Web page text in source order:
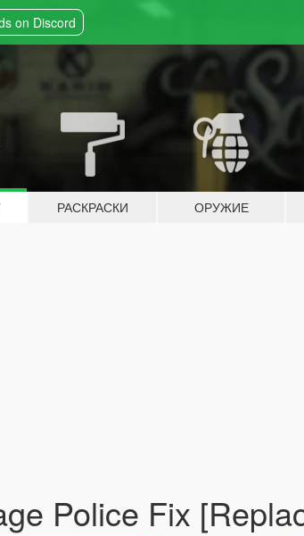
on Discord
РАСКРАСКИ ОРУЖИЕ
Police Fix